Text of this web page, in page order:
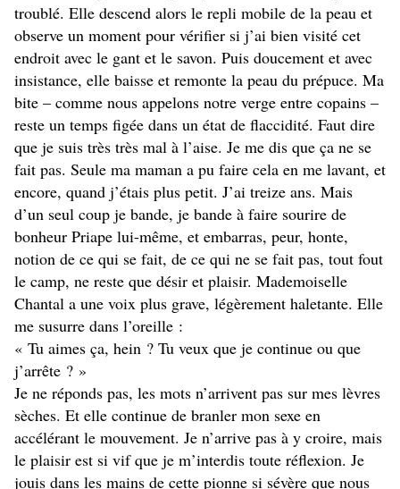
troublé. Elle descend alors le repli mobile de la peau et
observe un moment pour vérifier si j’ai bien visité cet
endroit avec le gant et le savon. Puis doucement et avec
insistance, elle baisse et remonte la peau du prépuce. Ma
bite – comme nous appelons notre verge entre copains –
reste un temps figée dans un état de flaccidité. Faut dire
que je suis très très mal à l’aise. Je me dis que ça ne se
fait pas. Seule ma maman a pu faire cela en me lavant, et
encore, quand j’étais plus petit. J’ai treize ans. Mais
d’un seul coup je bande, je bande à faire sourire de
bonheur Priape lui-même, et embarras, peur, honte,
notion de ce qui se fait, de ce qui ne se fait pas, tout fout
le camp, ne reste que désir et plaisir. Mademoiselle
Chantal a une voix plus grave, légèrement haletante. Elle
me susurre dans l’oreille :
« Tu aimes ça, hein ? Tu veux que je continue ou que
j’arrête ? »
Je ne réponds pas, les mots n’arrivent pas sur mes lèvres
sèches. Et elle continue de branler mon sexe en
accélérant le mouvement. Je n’arrive pas à y croire, mais
le plaisir est si vif que je m’interdis toute réflexion. Je
jouis dans les mains de cette pionne si sévère que nous